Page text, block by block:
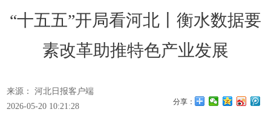
“十五五”开局看河北丨衡水数据要
素改革助推特色产业发展
来源： 河北日报客户端
2026-05-20 10:21:28
分享：